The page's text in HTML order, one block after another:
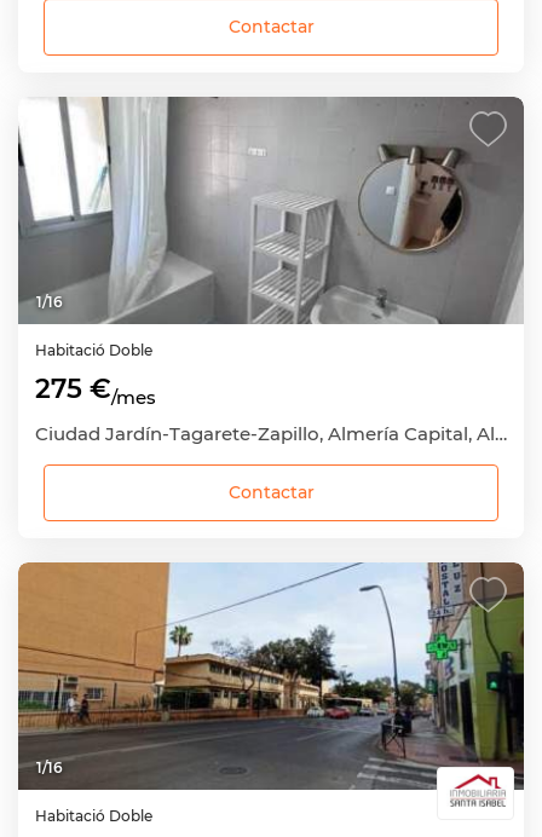
Contactar
1/16
Habitació Doble
275 €/mes
Ciudad Jardín-Tagarete-Zapillo, Almería Capital, Almería
Contactar
1/16
Habitació Doble